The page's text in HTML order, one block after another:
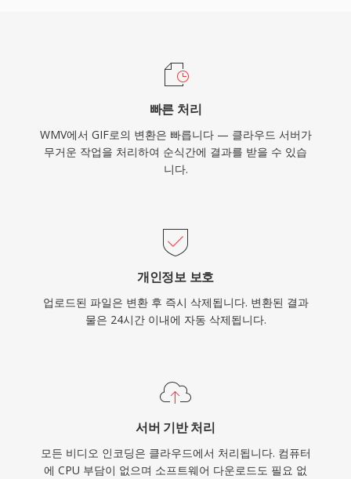
빠른 처리
WMV에서 GIF로의 변환은 빠릅니다 — 클라우드 서버가
무거운 작업을 처리하여 순식간에 결과를 받을 수 있습
니다.
개인정보 보호
업로드된 파일은 변환 후 즉시 삭제됩니다. 변환된 결과
물은 24시간 이내에 자동 삭제됩니다.
서버 기반 처리
모든 비디오 인코딩은 클라우드에서 처리됩니다. 컴퓨터
에 CPU 부담이 없으며 소프트웨어 다운로드도 필요 없